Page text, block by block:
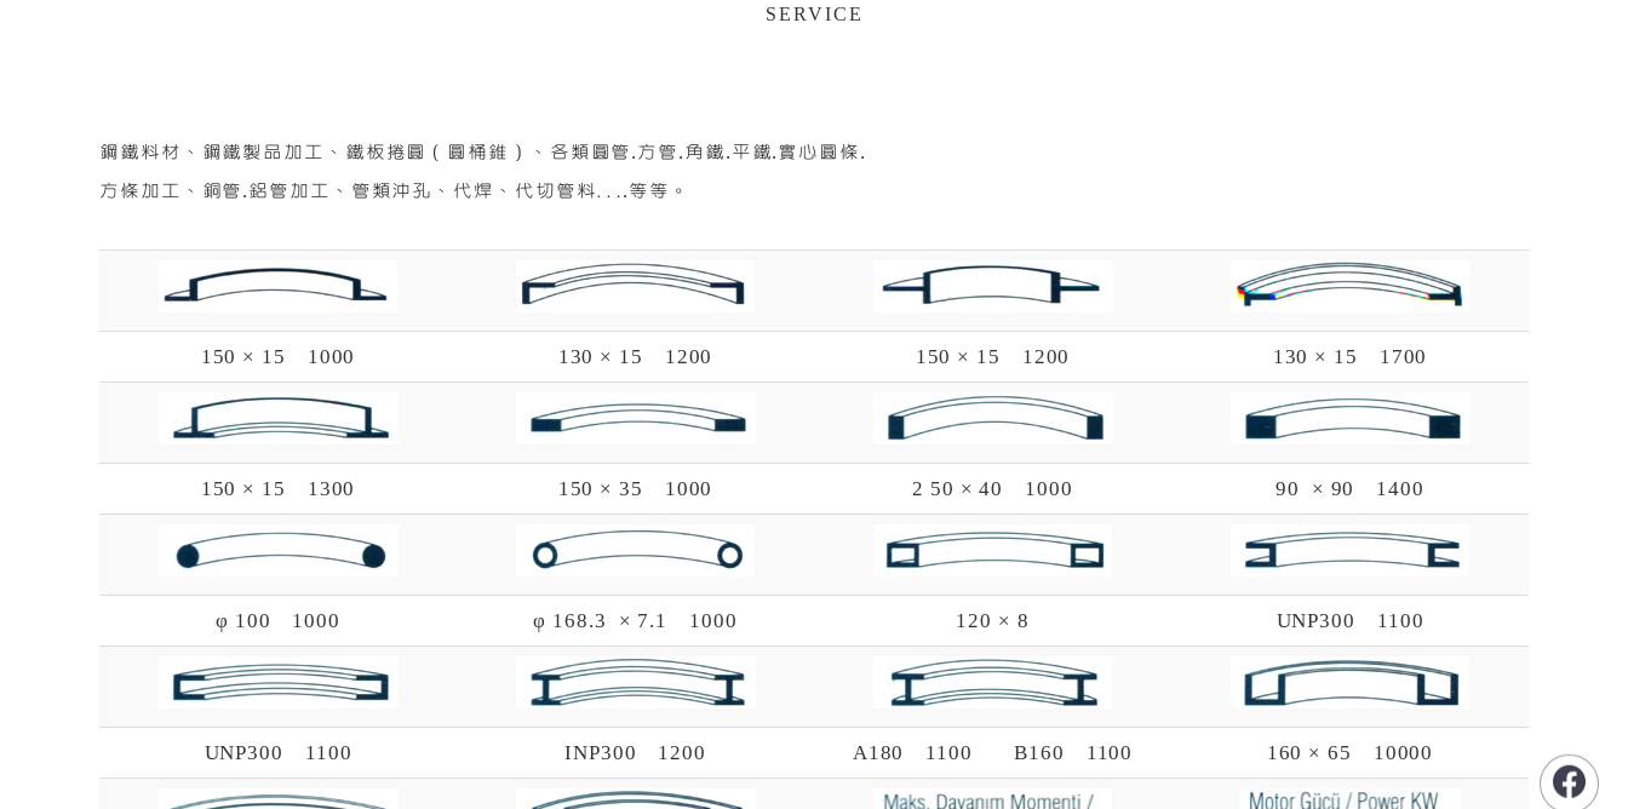
SERVICE
鋼鐵料材、鋼鐵製品加工、鐵板捲圓（圓桶錐）、各類圓管.方管.角鐵.平鐵.實心圓條.
方條加工、銅管.鋁管加工、管類沖孔、代焊、代切管料….等等。
150 × 15 1000 130 × 15 1200 150 × 15 1200 130 × 15 1700
150 × 15 1300 150 × 35 1000 2 50 × 40 1000 90 × 90 1400
φ 100 1000 φ 168.3 × 7.1 1000 120 × 8 UNP300 1100
UNP300 1100 INP300 1200 A180 1100B160 1100 160 × 65 10000